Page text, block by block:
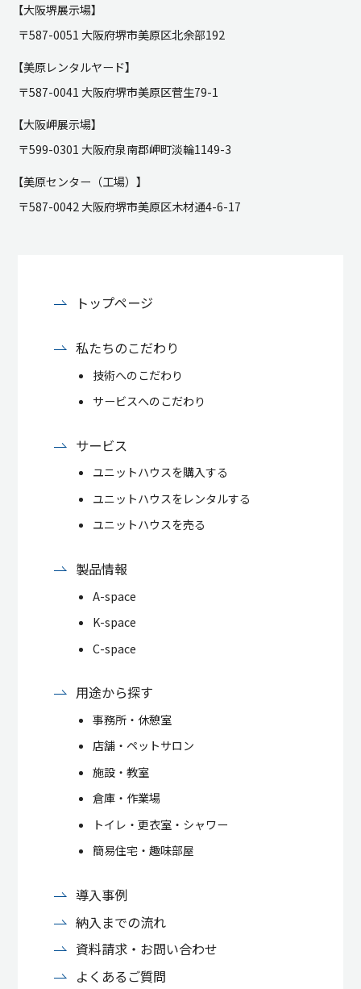
【大阪堺展示場】
〒587-0051 大阪府堺市美原区北余部192
【美原レンタルヤード】
〒587-0041 大阪府堺市美原区菅生79-1
【大阪岬展示場】
〒599-0301 大阪府泉南郡岬町淡輪1149-3
【美原センター（工場）】
〒587-0042 大阪府堺市美原区木材通4-6-17
トップページ
私たちのこだわり
技術へのこだわり
サービスへのこだわり
サービス
ユニットハウスを購入する
ユニットハウスをレンタルする
ユニットハウスを売る
製品情報
A-space
K-space
C-space
用途から探す
事務所・休憩室
店舗・ペットサロン
施設・教室
倉庫・作業場
トイレ・更衣室・シャワー
簡易住宅・趣味部屋
導入事例
納入までの流れ
資料請求・お問い合わせ
よくあるご質問